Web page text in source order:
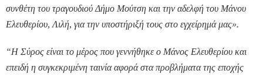
συνθέτη του τραγουδιού Δήμο Μούτση και την αδελφή του Μάνου
Ελευθερίου, Λιλή, για την υποστήριξή τους στο εγχείρημά μας».
“H Σύρος είναι το μέρος που γεννήθηκε ο Μάνος Ελευθερίου και
επειδή η συγκεκριμένη ταινία αφορά στα προβλήματα της εποχής